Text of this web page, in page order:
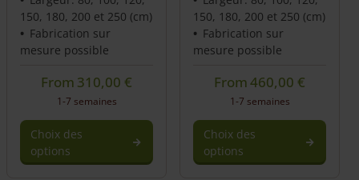
150, 180, 200 et 250 (cm)
Fabrication sur
mesure possible
From 310,00€
1-7 semaines
Choix des
options
150, 180, 200 et 250 (cm)
Fabrication sur
mesure possible
From460,00€
1-7 semaines
Choix des
options